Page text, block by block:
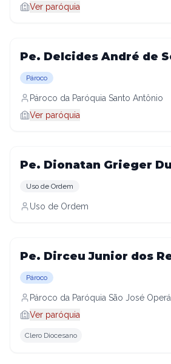
Ver paróquia
Pe. Delcides André de
Pároco
Pároco da Paróquia Santo Antônio
Ver paróquia
Pe. Dionatan Grieger
Uso de Ordem
Uso de Ordem
Pe. Dirceu Junior dos
Pároco
Pároco da Paróquia São José
Ver paróquia
Clero Diocesano